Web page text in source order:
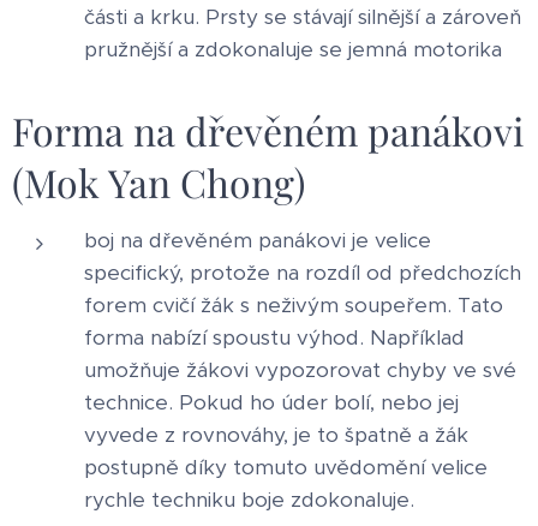
části a krku. Prsty se stávají silnější a zároveň
pružnější a zdokonaluje se jemná motorika
Forma na dřevěném panákovi
(Mok Yan Chong)
boj na dřevěném panákovi je velice
specifický, protože na rozdíl od předchozích
forem cvičí žák s neživým soupeřem. Tato
forma nabízí spoustu výhod. Například
umožňuje žákovi vypozorovat chyby ve své
technice. Pokud ho úder bolí, nebo jej
vyvede z rovnováhy, je to špatně a žák
postupně díky tomuto uvědomění velice
rychle techniku boje zdokonaluje.